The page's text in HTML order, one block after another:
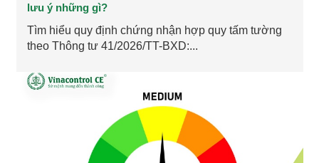
lưu ý những gì?
Tìm hiểu quy định chứng nhận hợp quy tấm tường
theo Thông tư 41/2026/TT-BXD:...